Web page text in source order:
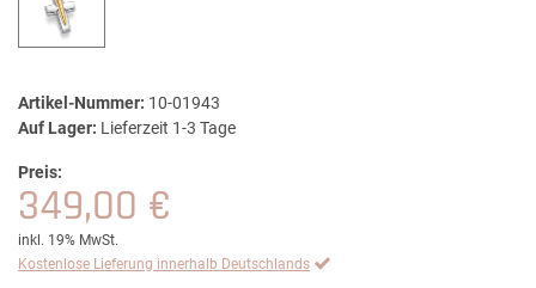
Artikel-Nummer: 10-01943
Auf Lager: Lieferzeit 1-3 Tage
Preis:
349,00 €
inkl. 19% MwSt.
Kostenlose Lieferung innerhalb Deutschlands